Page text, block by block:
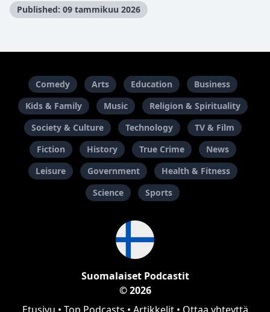
Published: 09 tammikuu 2026
Comedy Arts Education
Business
Kids & Family
Music
Religion & Spirituality
Society & Culture
Technology
TV & Film
Fiction
History True Crime
News
Leisure
Government
Health & Fitness
Science
Sports
Suomalaiset Podcastit
© 2026